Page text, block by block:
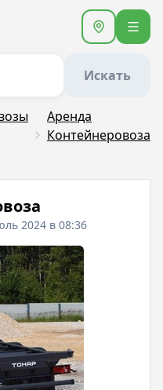
Искать
Аренда
Контейнеровоза
2024 в 08:36